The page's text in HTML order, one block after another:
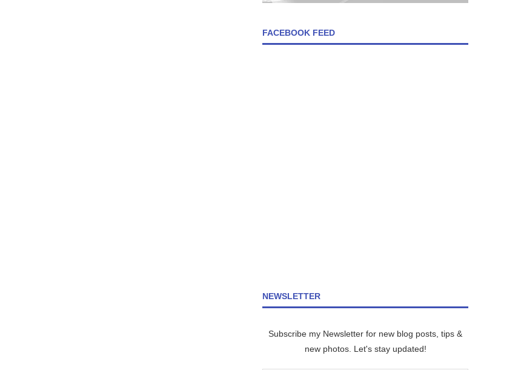
FACEBOOK FEED
NEWSLETTER
Subscribe my Newsletter for new blog posts, tips &
new photos. Let's stay updated!